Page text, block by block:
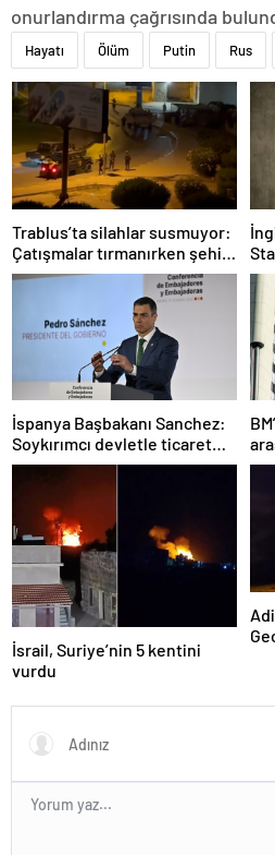
onurlandırma çağrısında
Hayatı Ölüm Putin Rus
Trablus’ta silahlar susmuyor:
Çatışmalar tırmanırken şehir
alarmda
İspanya Başbakanı Sanchez:
Soykırımcı devletle ticaret
yapmayız
İsrail, Suriye’nin 5 kentini
vurdu